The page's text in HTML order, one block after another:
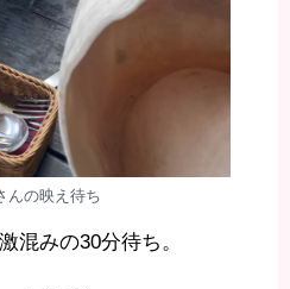
んの映え待ち
混みの30分待ち。